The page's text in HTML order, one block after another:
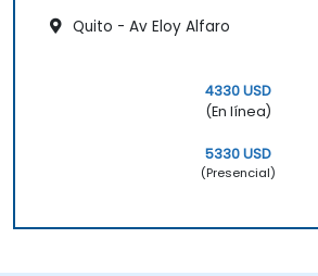
Quito - Av Eloy Alfaro
4330 USD
(En línea)
5330 USD
(Presencial)